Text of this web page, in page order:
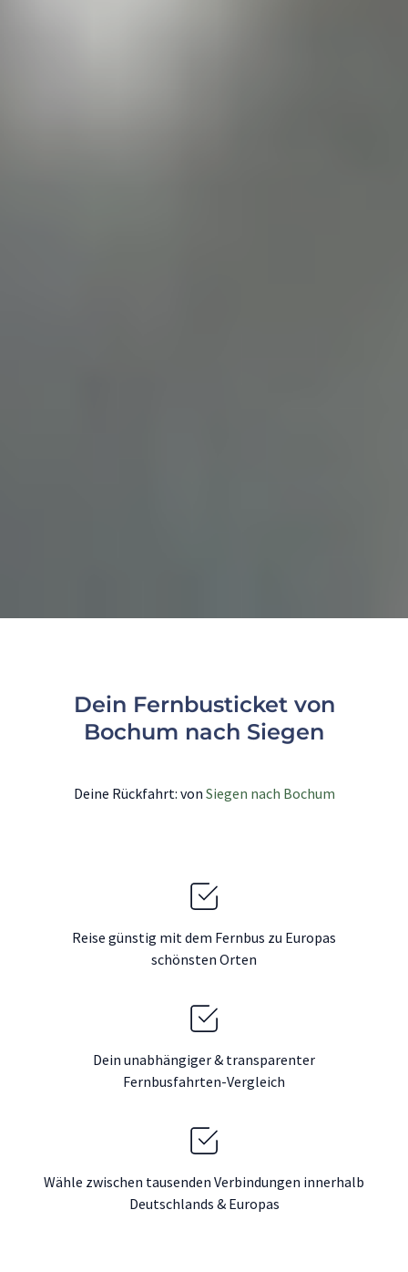
Dein Fernbusticket von
Bochum nach Siegen
Deine Rückfahrt: von Siegen nach Bochum
Reise günstig mit dem Fernbus zu Europas
schönsten Orten
Dein unabhängiger & transparenter
Fernbusfahrten-Vergleich
Wähle zwischen tausenden Verbindungen innerhalb
Deutschlands & Europas